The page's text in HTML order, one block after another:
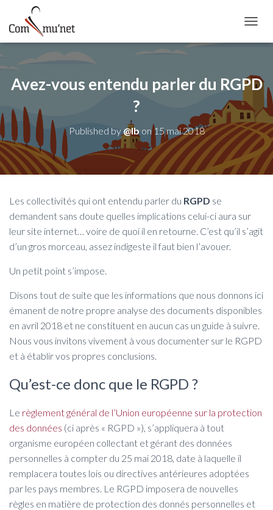
Avez-vous entendu parler du RGPD
?
Published by @lb on15 mai 2018
Les collectivités qui ont entendu parler du RGPD se
demandent sans doute quelles implications celui-ci aura sur
leur site internet… voire de quoi il en retourne. C’est qu’il s’agit
d’un gros morceau, assez indigeste il faut bien l’avouer.
Un petit point s’impose.
Disons tout de suite que les informations que nous donnons ici
émanent de notre propre analyse des documents disponibles
en avril 2018 et ne constituent en aucun cas un guide à suivre.
Nous vous invitons vivement à vous documenter sur le RGPD
et à établir vos propres conclusions.
Qu’est-ce donc que le RGPD ?
Le règlement général de l’Union européenne sur la protection
des données (ci après « RGPD »), s’appliquera à tout
organisme européen collectant et gérant des données
personnelles à compter du 25 mai 2018, date à laquelle il
remplacera toutes lois ou directives antérieures adoptées
par les pays membres. Le RGPD imposera de nouvelles
règles en matière de protection des donnés personnelles et